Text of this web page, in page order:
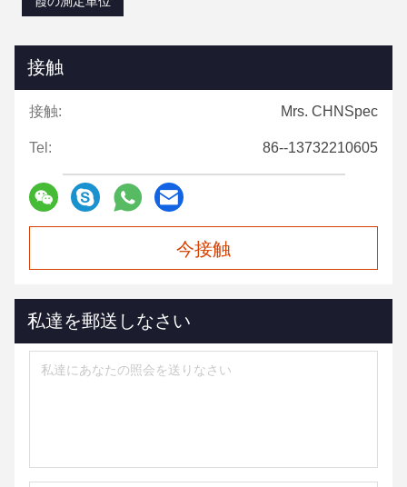
接触
接触: Mrs. CHNSpec
Tel: 86--13732210605
今接触
私達を郵送しなさい